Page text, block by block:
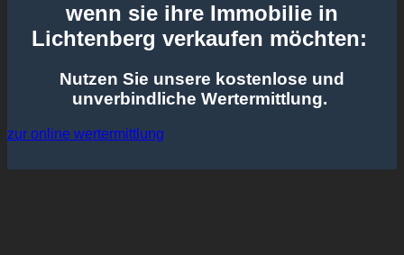
wenn sie ihre Immobilie in
Lichtenberg verkaufen möchten:
Nutzen Sie unsere kostenlose und
unverbindliche Wertermittlung.
zur online wertermittlung